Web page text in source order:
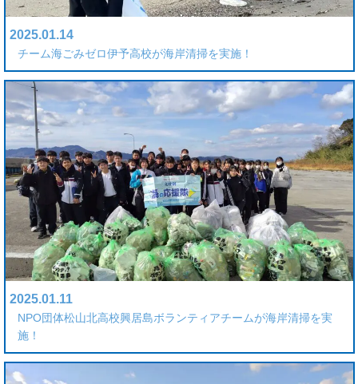
2025.01.14
チーム海ごみゼロ伊予高校が海岸清掃を実施！
2025.01.11
NPO団体松山北高校興居島ボランティアチームが海岸清掃を実
施！